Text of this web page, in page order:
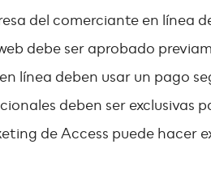
del comerciante en línea
debe ser aprobado
línea deben usar un pago
deben ser exclusivas
de Access puede hacer